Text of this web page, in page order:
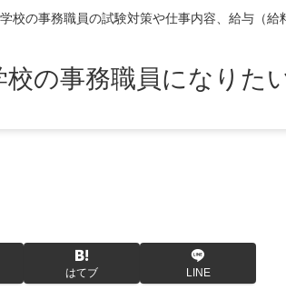
校の事務職員の試験対策や仕事内容、給与（給
校の事務職員になりた
はてブ LINE